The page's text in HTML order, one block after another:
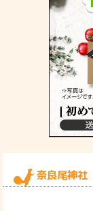
奈良尾神社